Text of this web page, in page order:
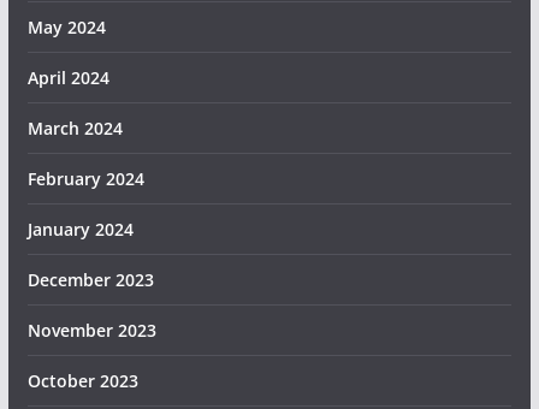
May 2024
April 2024
March 2024
February 2024
January 2024
December 2023
November 2023
October 2023